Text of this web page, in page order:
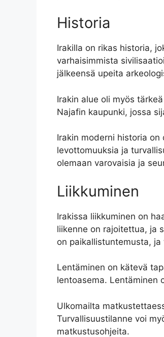
Historia
Irakilla on rikas historia,
varhaisimmista
jälkeensä upeita
Irakin alue oli myös
Najafin kaupunki, jossa
Irakin moderni historia
levottomuuksia ja
olemaan varovaisia ​​ja
Liikkuminen
Irakissa liikkuminen on
liikenne on rajoitettua, ja
on paikallistuntemusta,
Lentäminen on kätevä
lentoasema. Lentäminen
Ulkomailta
Turvallisuustilanne voi
matkustusohjeita.